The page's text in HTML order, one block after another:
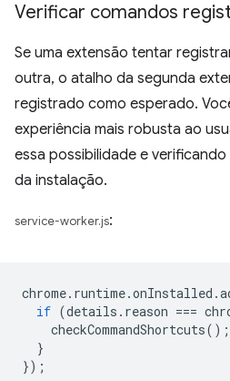
Verificar comandos
Se uma extensão tentar
outra, o atalho da segunda
registrado como esperado.
experiência mais robusta ao
essa possibilidade e
da instalação.
service-worker.js:
chrome. runtime.onInstalled .
if (details . reason ===
checkCommandShortcuts();
}
});